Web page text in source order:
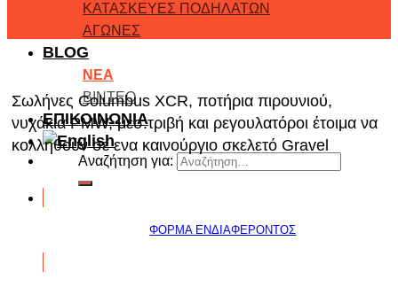
ΚΑΤΑΣΚΕΥΕΣ ΠΟΔΗΛΑΤΩΝ
ΑΓΩΝΕΣ
BLOG
ΝΕΑ
ΒΙΝΤΕΟ
ΕΠΙΚΟΙΝΩΝΙΑ
Αναζήτηση για:
ΦΟΡΜΑ ΕΝΔΙΑΦΕΡΟΝΤΟΣ
Σωλήνες Columbus XCR, ποτήρια πιρουνιού,
νυχάκια PMW, μεσ.τριβή και ρεγουλατόροι έτοιμα να
κολληθούν σε ενα καινούργιο σκελετό Gravel